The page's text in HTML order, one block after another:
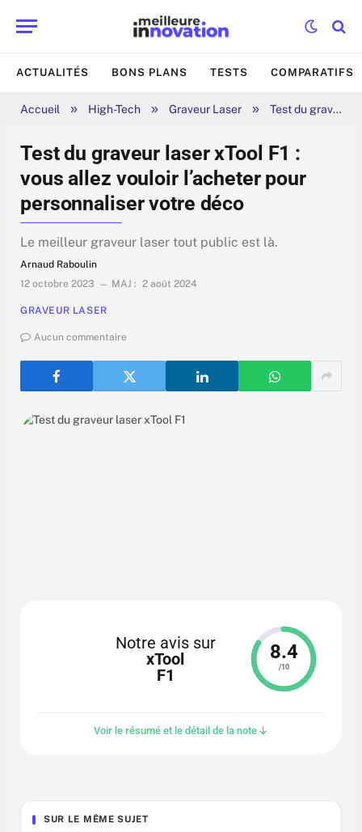
ACTUALITÉS BONS PLANS TESTS COMPARATIFS
Accueil » High-Tech » Graveur Laser » Test du graveur laser xTool F1 : vous allez vouloir l’acheter pour personnaliser votre déco
Test du graveur laser xTool F1 :
vous allez vouloir l’acheter pour
personnaliser votre déco
Le meilleur graveur laser tout public est là.
Arnaud Raboulin
12 octobre 2023
MAJ : 2 août 2024
GRAVEUR LASER
Aucun commentaire
Notre avis sur
xTool
F1
8.4
/10
Voir le résumé et le détail de la note
SUR LE MÊME SUJET